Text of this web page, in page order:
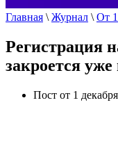
Главная \ Журнал \ От
Регистрация
закроется
Пост от 1